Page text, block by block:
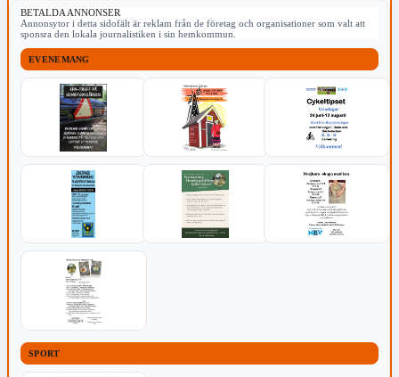
BETALDA ANNONSER
Annonsytor i detta sidofält är reklam från de företag och organisationer som valt att
sponsra den lokala journalistiken i sin hemkommun.
EVENEMANG
SPORT